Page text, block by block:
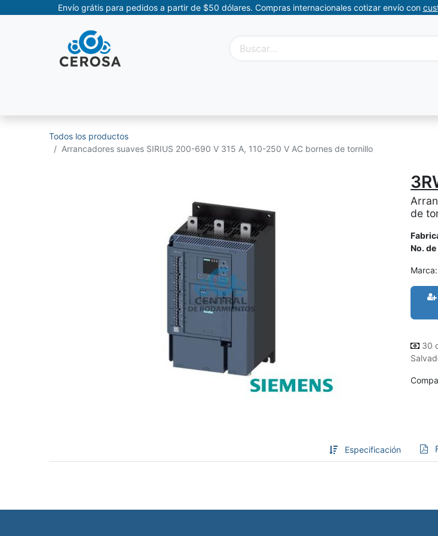
Envío grátis para pedidos a partir de $50 dólares. Compras internacionales cotizar envío con
Todos los productos
Arrancadores suaves SIRIUS 200-690 V 315 A, 110-250 V AC bornes de tornillo
de
No.
Marca:
30
Especificación